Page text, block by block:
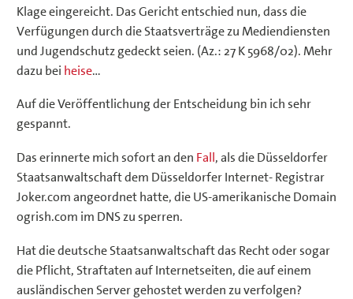
Klage eingereicht. Das Gericht entschied nun, dass die
Verfügungen durch die Staatsverträge zu Mediendiensten
und Jugendschutz gedeckt seien. (Az.: 27 K 5968/02). Mehr
dazu bei heise…
Auf die Veröffentlichung der Entscheidung bin ich sehr
gespannt.
Das erinnerte mich sofort an den Fall, als die Düsseldorfer
Staatsanwaltschaft dem Düsseldorfer Internet- Registrar
Joker.com angeordnet hatte, die US-amerikanische Domain
ogrish.com im DNS zu sperren.
Hat die deutsche Staatsanwaltschaft das Recht oder sogar
die Pflicht, Straftaten auf Internetseiten, die auf einem
ausländischen Server gehostet werden zu verfolgen?